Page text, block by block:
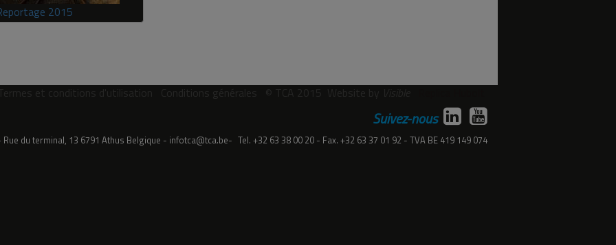
2015
Suivez-nous
Rue du terminal, 13 6791 Athus Belgique infotca@tca.be Tel. +32 63 38 00 20 Fax. +32 63 37 01 92 TVA BE 419 149 074